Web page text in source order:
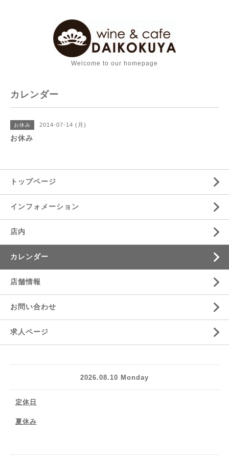
Welcome to our homepage
カレンダー
お休み 2014-07-14 (月)
お休み
トップページ
インフォメーション
店内
カレンダー
店舗情報
お問い合わせ
求人ページ
2026.08.10 Monday
定休日
夏休み